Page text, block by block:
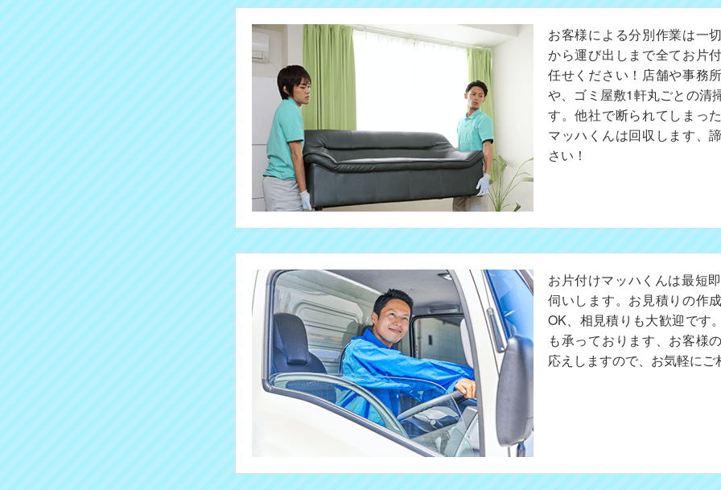
お客様による分別作業は一
から運び出しまで全てお片
任せください！店舗や事務
や、ゴミ屋敷1軒丸ごとの清
す。他社で断られてしまっ
マッハくんは回収します、
さい！
お片付けマッハくんは最短
伺いします。お見積りの作
OK、相見積りも大歓迎です
も承っております、お客様
応えしますので、お気軽にご